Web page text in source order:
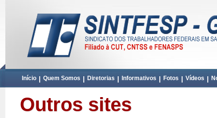
Início | Quem Somos | Diretorias | Informativos | Fotos | Vídeos |
Outros sites